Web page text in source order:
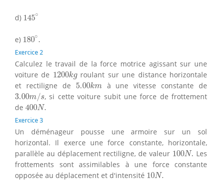
d) 145∘
145
e) 180∘.
180
Exercice 2
Calculez le travail de la force motrice agissant sur une
voiture de 1200kg
1200kg
roulant sur une distance horizontale
et rectiligne de 5.00km
5.00kmà une vitesse constante de
3.00m/s
3.00m/s, si cette voiture subit une force de frottement
de 400N.
400N
Exercice 3
Un déménageur pousse une armoire sur un sol
horizontal. Il exerce une force constante, horizontale,
parallèle au déplacement rectiligne, de valeur 100N.
100N Les
frottements sont assimilables à une force constante
opposée au déplacement et d'intensité 10N.
10N